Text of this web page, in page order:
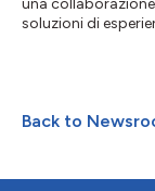
soluzioni di
Avaya, questa
esperienze
Back to